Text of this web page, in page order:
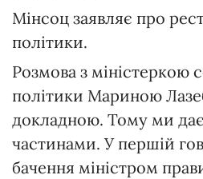
Мінсоц заявляє про
політики.
Розмова з міністеркою
політики Мариною
докладною. Тому ми
частинами. У першій
бачення міністром